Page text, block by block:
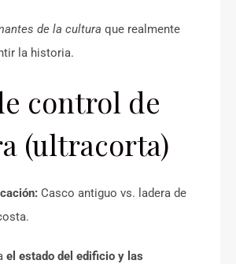
de la cultura que realmente
la historia.
control de
(ultracorta)
Casco antiguo vs. ladera de
el estado del edificio y las